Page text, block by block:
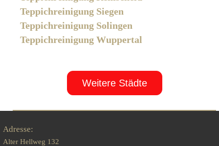
Teppichreinigung Siegen
Teppichreinigung Solingen
Teppichreinigung Wuppertal
Weitere Städte
Adresse:
Alter Hellweg 132